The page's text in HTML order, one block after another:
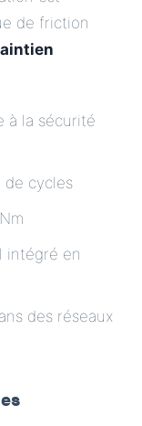
de friction
à la sécurité
de cycles
intégré en
des réseaux